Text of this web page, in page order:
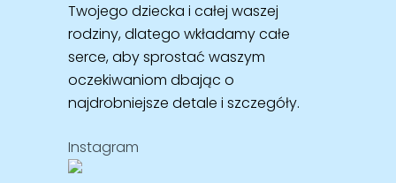
Twojego dziecka i całej waszej
rodziny, dlatego wkładamy całe
serce, aby sprostać waszym
oczekiwaniom dbając o
najdrobniejsze detale i szczegóły.
Instagram